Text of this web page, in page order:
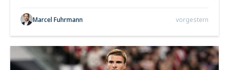
Marcel Fuhrmann vorgestern